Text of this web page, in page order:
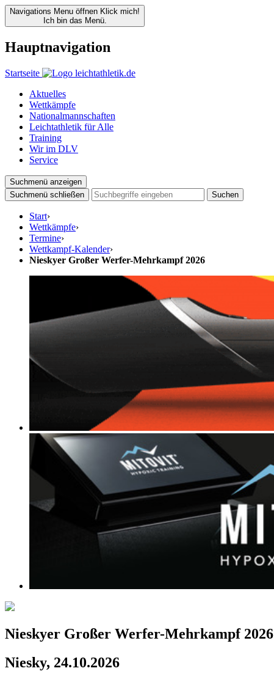
Navigations Menu öffnen Klick mich!
Ich bin das Menü.
Hauptnavigation
Startseite
Aktuelles
Wettkämpfe
Nationalmannschaften
Leichtathletik für Alle
Training
Wir im DLV
Service
Suchmenü anzeigen
Suchmenü schließen
Suchen
Start›
Wettkämpfe›
Termine›
Wettkampf-Kalender›
Nieskyer Großer Werfer-Mehrkampf 2026
Nieskyer Großer Werfer-Mehrkampf 2026
Niesky, 24.10.2026